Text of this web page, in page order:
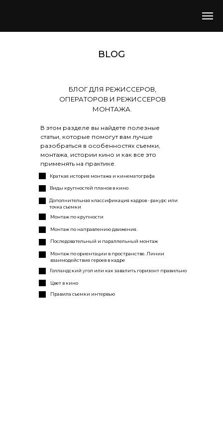
BLOG
Краткая история монтажа и кинематографа
Последовательный и параллельный монтаж
Правила съемки интервью
Монтаж по ориентации в пространстве. Линии
взаимодействия героев в кадре
Голландский угол или как завалить горизонт правильно
Цвет в кино
Монтаж по крупности
Дополнительная классификация кадров - ракурс или
точка съемки
Монтаж по направлению движения.
БЛОГ ДЛЯ РЕЖИССЕРОВ,
ОПЕРАТОРОВ И РЕЖИССЕРОВ
МОНТАЖА.
В этом разделе вы найдете полезные
статьи, которые помогут вам лучше
разобраться в особенностях съемки,
монтажа, истории кино и как все это
применять на практике.
Виды крупностей планов в кино